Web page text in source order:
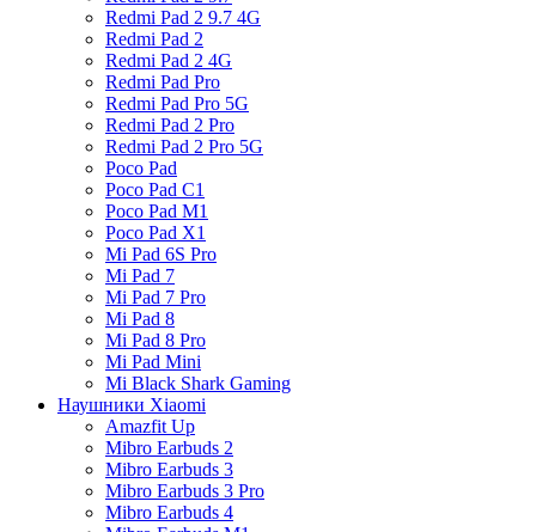
Redmi Pad 2 9.7 4G
Redmi Pad 2
Redmi Pad 2 4G
Redmi Pad Pro
Redmi Pad Pro 5G
Redmi Pad 2 Pro
Redmi Pad 2 Pro 5G
Poco Pad
Poco Pad C1
Poco Pad M1
Poco Pad X1
Mi Pad 6S Pro
Mi Pad 7
Mi Pad 7 Pro
Mi Pad 8
Mi Pad 8 Pro
Mi Pad Mini
Mi Black Shark Gaming
Наушники Xiaomi
Amazfit Up
Mibro Earbuds 2
Mibro Earbuds 3
Mibro Earbuds 3 Pro
Mibro Earbuds 4